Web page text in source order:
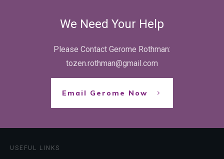
We Need Your Help
Please Contact Gerome Rothman:
tozen.rothman@gmail.com
Email Gerome Now
USEFUL LINKS